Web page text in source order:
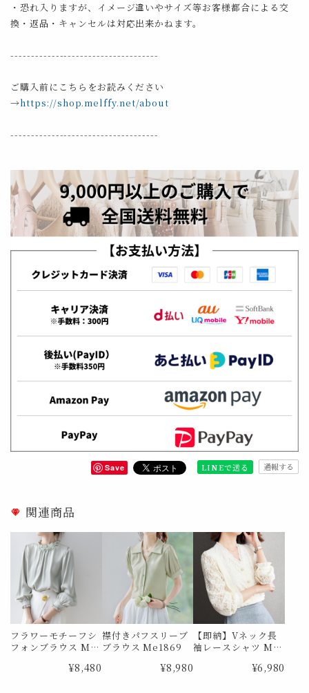
・恐れ入りますが、イメージ違いやサイズ等お客様都合による交
換・返品・キャンセルは対応出来かねます。
------------------------------------
ご購入前にこちらをお読みください
→https://shop.melffy.net/about
------------------------------------
Save LINEで送る 通報する
関連商品
フラワーモチーフシ
フォンブラウス Me
¥8,480
襟付きパフスリーブ
ブラウス Me1869
¥8,980
【即納】Vネック長
袖レースシャツ Me
¥6,980